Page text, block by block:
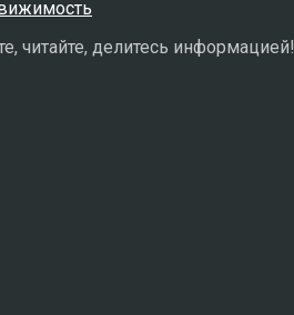
читайте, делитесь информацией!